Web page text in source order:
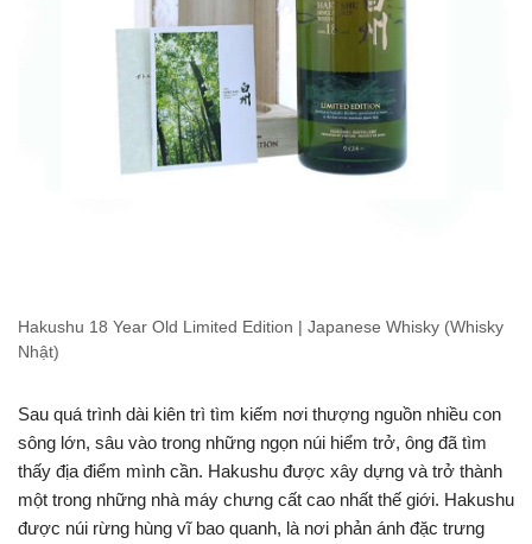
Hakushu 18 Year Old Limited Edition | Japanese Whisky (Whisky
Nhật)
Sau quá trình dài kiên trì tìm kiếm nơi thượng nguồn nhiều con
sông lớn, sâu vào trong những ngọn núi hiểm trở, ông đã tìm
thấy địa điểm mình cần. Hakushu được xây dựng và trở thành
một trong những nhà máy chưng cất cao nhất thế giới. Hakushu
được núi rừng hùng vĩ bao quanh, là nơi phản ánh đặc trưng